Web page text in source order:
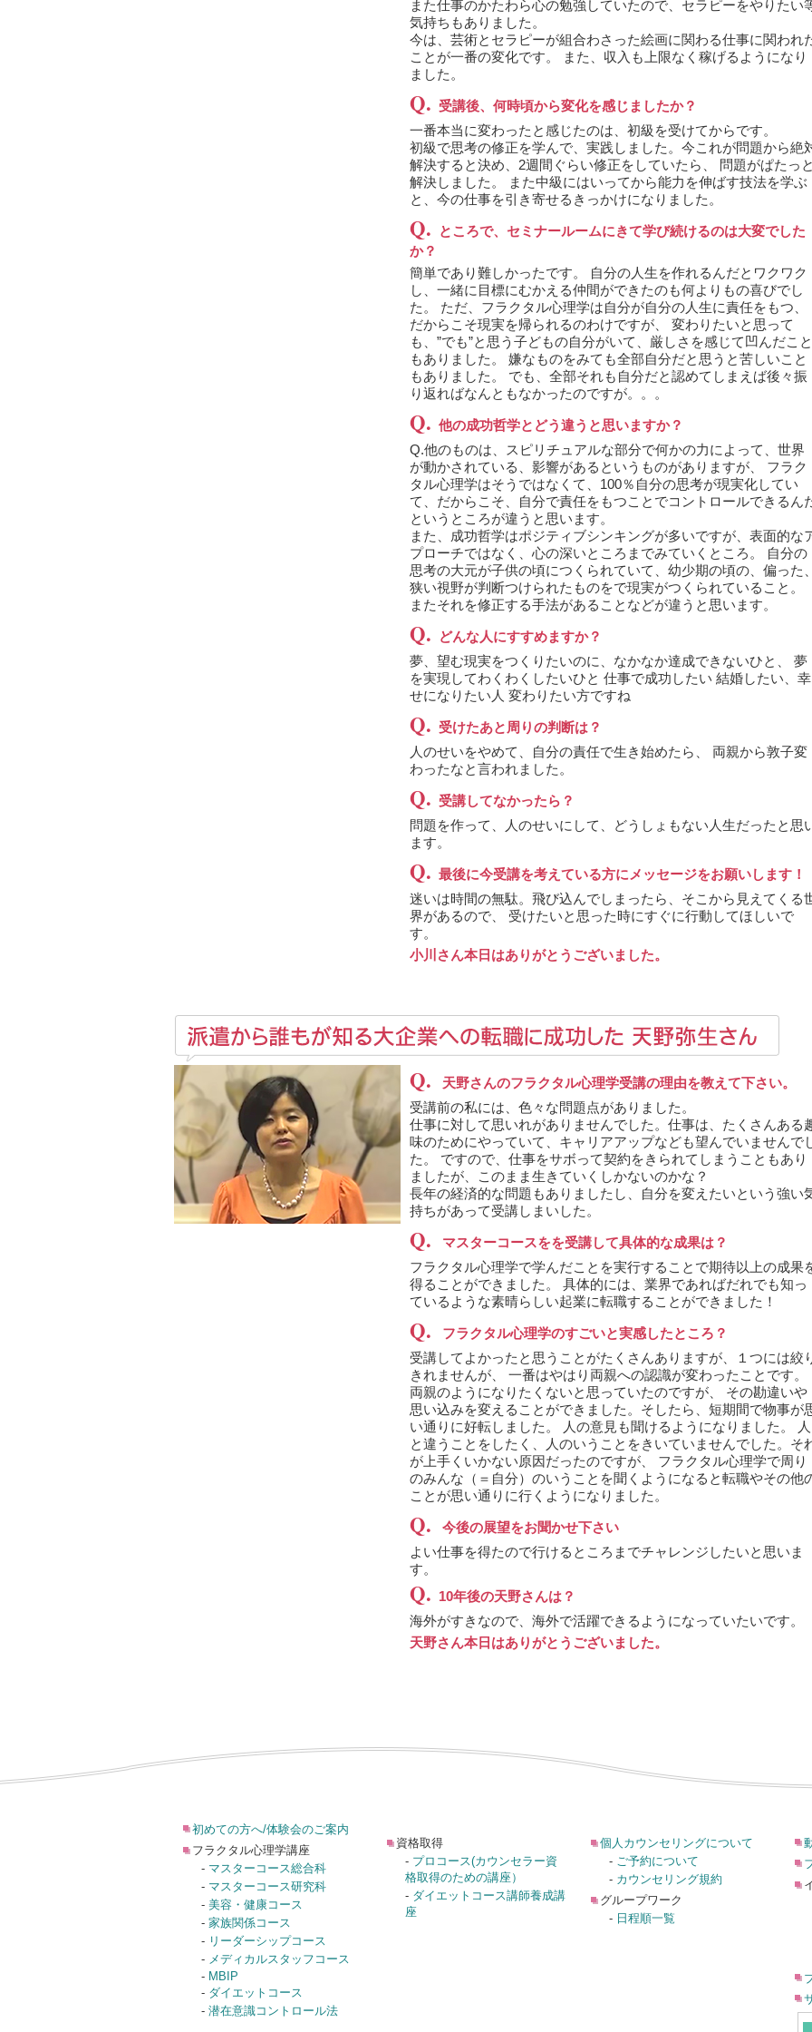
また仕事のかたわら心の勉強していたので、セラピーをやりたい
気持ちもありました。
今は、芸術とセラピーが組合わさった絵画に関わる仕事に関われ
ことが一番の変化です。 また、収入も上限なく稼げるようになり
ました。
Q. 受講後、何時頃から変化を感じましたか？
一番本当に変わったと感じたのは、初級を受けてからです。
初級で思考の修正を学んで、実践しました。今これが問題から絶
解決すると決め、2週間ぐらい修正をしていたら、 問題がぱたっと
解決しました。 また中級にはいってから能力を伸ばす技法を学ぶ
と、今の仕事を引き寄せるきっかけになりました。
Q.
ところで、セミナールームにきて学び続けるのは大変でした
か？
簡単であり難しかったです。 自分の人生を作れるんだとワクワク
し、一緒に目標にむかえる仲間ができたのも何よりもの喜びでし
た。 ただ、フラクタル心理学は自分が自分の人生に責任をもつ、
だからこそ現実を帰られるのわけですが、 変わりたいと思って
も、”でも”と思う子どもの自分がいて、厳しさを感じて凹んだこと
もありました。 嫌なものをみても全部自分だと思うと苦しいこと
もありました。 でも、全部それも自分だと認めてしまえば後々振
り返ればなんともなかったのですが。。。
Q. 他の成功哲学とどう違うと思いますか？
Q.他のものは、スピリチュアルな部分で何かの力によって、世界
が動かされている、影響があるというものがありますが、 フラク
タル心理学はそうではなくて、100％自分の思考が現実化してい
て、だからこそ、自分で責任をもつことでコントロールできるん
というところが違うと思います。
また、成功哲学はポジティブシンキングが多いですが、表面的な
プローチではなく、心の深いところまでみていくところ。 自分の
思考の大元が子供の頃につくられていて、幼少期の頃の、偏った、
狭い視野が判断つけられたものをで現実がつくられていること。
またそれを修正する手法があることなどが違うと思います。
Q.
どんな人にすすめますか？
夢、望む現実をつくりたいのに、なかなか達成できないひと、 夢
を実現してわくわくしたいひと 仕事で成功したい 結婚したい、幸
せになりたい人 変わりたい方ですね
Q. 受けたあと周りの判断は？
人のせいをやめて、自分の責任で生き始めたら、 両親から敦子変
わったなと言われました。
Q. 受講してなかったら？
問題を作って、人のせいにして、どうしょもない人生だったと思
ます。
Q. 最後に今受講を考えている方にメッセージをお願いします！
迷いは時間の無駄。飛び込んでしまったら、そこから見えてくる
界があるので、 受けたいと思った時にすぐに行動してほしいで
す。
小川さん本日はありがとうございました。
Q.
天野さんのフラクタル心理学受講の理由を教えて下さい。
受講前の私には、色々な問題点がありました。
仕事に対して思いれがありませんでした。仕事は、たくさんある
味のためにやっていて、キャリアアップなども望んでいませんで
た。 ですので、仕事をサボって契約をきられてしまうこともあり
ましたが、このまま生きていくしかないのかな？
長年の経済的な問題もありましたし、自分を変えたいという強い
持ちがあって受講しまいした。
Q.
マスターコースをを受講して具体的な成果は？
フラクタル心理学で学んだことを実行することで期待以上の成果
得ることができました。 具体的には、業界であればだれでも知っ
ているような素晴らしい起業に転職することができました！
Q.
フラクタル心理学のすごいと実感したところ？
受講してよかったと思うことがたくさんありますが、１つには絞
きれませんが、 一番はやはり両親への認識が変わったことです。
両親のようになりたくないと思っていたのですが、 その勘違いや
思い込みを変えることができました。そしたら、短期間で物事が
い通りに好転しました。 人の意見も聞けるようになりました。 人
と違うことをしたく、人のいうことをきいていませんでした。そ
が上手くいかない原因だったのですが、 フラクタル心理学で周り
のみんな（＝自分）のいうことを聞くようになると転職やその他
ことが思い通りに行くようになりました。
Q.
今後の展望をお聞かせ下さい
よい仕事を得たので行けるところまでチャレンジしたいと思いま
す。
Q. 10年後の天野さんは？
海外がすきなので、海外で活躍できるようになっていたいです。
天野さん本日はありがとうございました。
初めての方へ/体験会のご案内
フラクタル心理学講座
- マスターコース総合科
- マスターコース研究科
- 美容・健康コース
- 家族関係コース
- リーダーシップコース
- メディカルスタッフコース
- MBIP
- ダイエットコース
- 潜在意識コントロール法
資格取得
- プロコース(カウンセラー資
格取得のための講座）
- ダイエットコース講師養成講
座
個人カウンセリングについて
- ご予約について
- カウンセリング規約
グループワーク
- 日程順一覧